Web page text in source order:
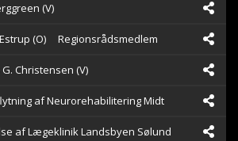
(V)
(O) Regionsrådsmedlem
Christensen (V)
af Neurorehabilitering Midt
af Lægeklinik Landsbyen Sølund